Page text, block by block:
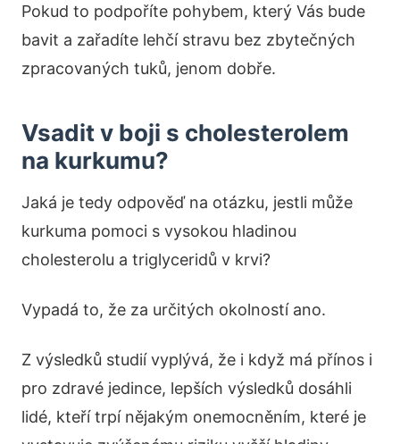
Pokud to podpoříte pohybem, který Vás bude
bavit a zařadíte lehčí stravu bez zbytečných
zpracovaných tuků, jenom dobře.
Vsadit v boji s cholesterolem
na kurkumu?
Jaká je tedy odpověď na otázku, jestli může
kurkuma pomoci s vysokou hladinou
cholesterolu a triglyceridů v krvi?
Vypadá to, že za určitých okolností ano.
Z výsledků studií vyplývá, že i když má přínos i
pro zdravé jedince, lepších výsledků dosáhli
lidé, kteří trpí nějakým onemocněním, které je